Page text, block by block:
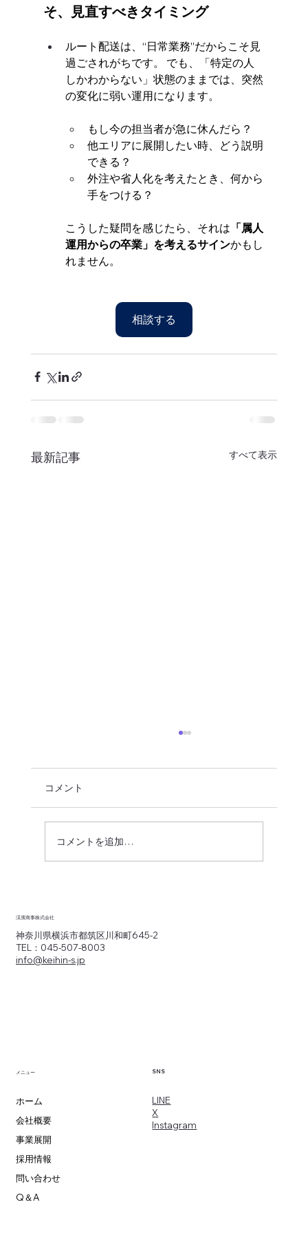
そ、見直すべきタイミング
ルート配送は、“日常業務”だからこそ見
過ごされがちです。 でも、「特定の人
しかわからない」状態のままでは、突然
の変化に弱い運用になります。
もし今の担当者が急に休んだら？
他エリアに展開したい時、どう説明
できる？
外注や省人化を考えたとき、何から
手をつける？
こうした疑問を感じたら、それは 「属人
運用からの卒業」を考えるサインかもし
れません。
相談する
最新記事 すべて表示
コメント
コメントを追加…
渓濱商事株式会社
神奈川県横浜市都筑区川和町645-2
TEL：045-507-8003
info@keihin-s.jp
メニュー
ホーム
会社概要
事業展開
採用情報
問い合わせ
Q＆A
​LINE
X
​Instagram
SNS